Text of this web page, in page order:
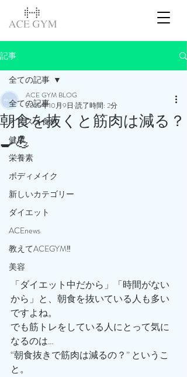
記事
全ての記事
オススメ食材
健康
栄養素
ボディメイク
新しいカテゴリー
ダイエット
ACEnews
教えてACEGYM‼️
美容
全ての記事
朝食を抜くと筋肉は減る？
🍳💪
ACE GYM BLOG
2025年10月9日 読了時間: 2分
「ダイエット中だから」「時間がない
から」と、朝食を抜いている人も多い
ですよね。
でも筋トレをしている人にとって気に
なるのは…
“朝食抜きで筋肉は減るの？” というこ
と。